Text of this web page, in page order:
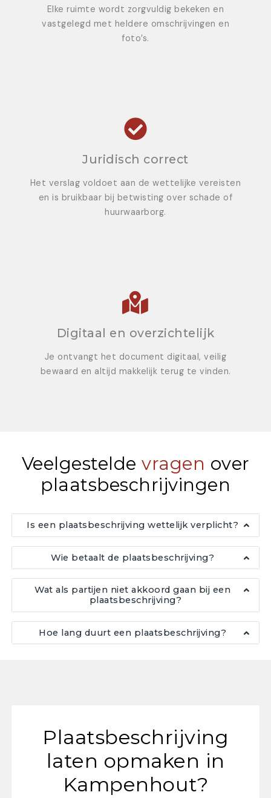
Elke ruimte wordt zorgvuldig bekeken en
vastgelegd met heldere omschrijvingen en
foto’s.
Juridisch correct
Het verslag voldoet aan de wettelijke vereisten
en is bruikbaar bij betwisting over schade of
huurwaarborg.
Digitaal en overzichtelijk
Je ontvangt het document digitaal, veilig
bewaard en altijd makkelijk terug te vinden.
Veelgestelde vragen over
plaatsbeschrijvingen
Is een plaatsbeschrijving wettelijk verplicht?
Wie betaalt de plaatsbeschrijving?
Wat als partijen niet akkoord gaan bij een
plaatsbeschrijving?
Hoe lang duurt een plaatsbeschrijving?
Plaatsbeschrijving
laten opmaken in
Kampenhout?